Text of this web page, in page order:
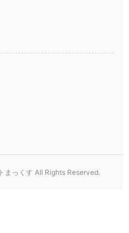
っくす All Rights Reserved.